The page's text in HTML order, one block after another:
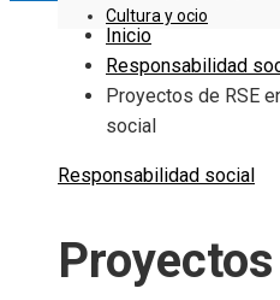
Cultura y ocio
Inicio
Responsabilidad
Proyectos de RSE
social
Responsabilidad social